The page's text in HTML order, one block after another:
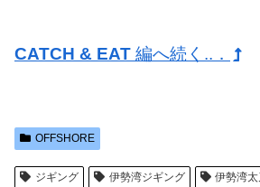
CATCH & EAT 編へ続く..．
OFFSHORE
ジギング 伊勢湾ジギング 伊勢湾